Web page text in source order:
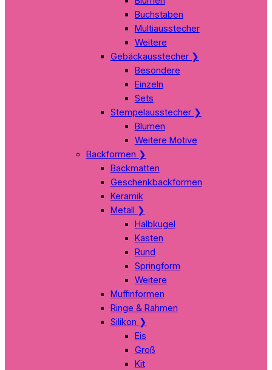
Buchstaben
Multiausstecher
Weitere
Gebäckausstecher ❯
Besondere
Einzeln
Sets
Stempelausstecher ❯
Blumen
Weitere Motive
Backformen ❯
Backmatten
Geschenkbackformen
Keramik
Metall ❯
Halbkugel
Kasten
Rund
Springform
Weitere
Muffinformen
Ringe & Rahmen
Silikon ❯
Eis
Groß
Kit